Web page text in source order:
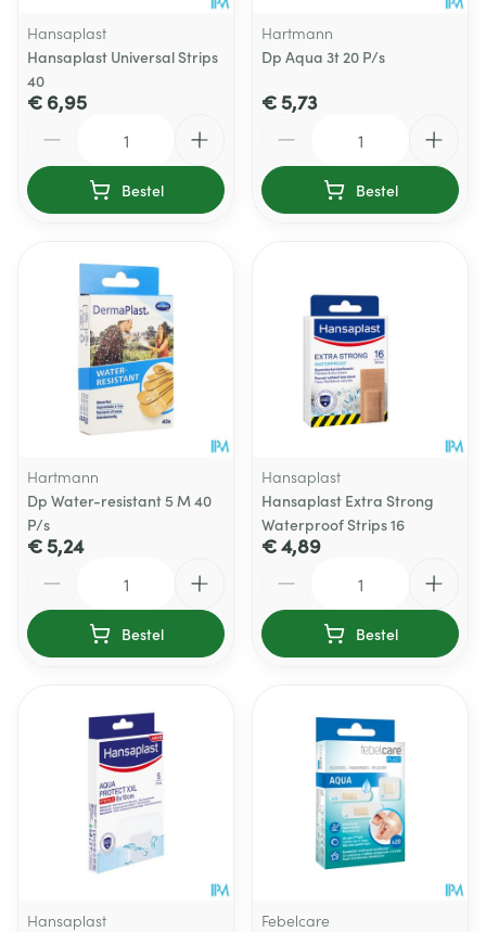
Hansaplast
Hansaplast Universal Strips
40
€ 6,95
Bestel
Hartmann
Dp Aqua 3t 20 P/s
€ 5,73
Bestel
Hartmann
Dp Water-resistant 5 M 40
P/s
€ 5,24
Bestel
Hansaplast
Hansaplast Extra Strong
Waterproof Strips 16
€ 4,89
Bestel
Hansaplast
Febelcare